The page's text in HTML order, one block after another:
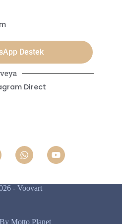
Destek
veya
Direct
- Voovart
Motto Planet